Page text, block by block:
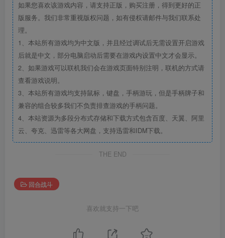
如果您喜欢该游戏内容，请支持正版，购买注册，得到更好的正
版服务。我们非常重视版权问题，如有侵权请邮件与我们联系处
理。
1、本站所有游戏均为中文版，并且经过调试后无需设置开启游戏
后就是中文，部分电脑启动后需要在游戏内设置中文才会显示。
2、如果游戏可以联机我们会在游戏页面特别注明，联机的方式请
查看游戏说明。
3、本站所有游戏均支持鼠标，键盘，手柄游玩，但是手柄牌子和
兼容的组合较多我们不负责排查游戏的手柄问题。
4、本站资源为多段分布式存储和下载方式包含百度、天翼、阿里
云、夸克、迅雷等各大网盘，支持迅雷和IDM下载。
THE END
回合战斗
喜欢就支持一下吧